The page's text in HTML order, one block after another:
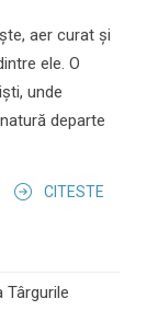
aer curat și
ele. O
unde
departe
CITESTE
Târgurile